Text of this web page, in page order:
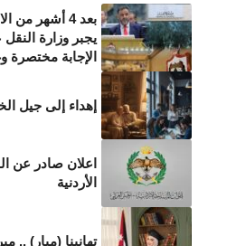
بعد 4 أشهر
يجبر وزارة النقل
الإجابة مختصرة
إهداء إلى جيل
اعلان صادر عن
الأردنية
تهانينا (ميار) ..